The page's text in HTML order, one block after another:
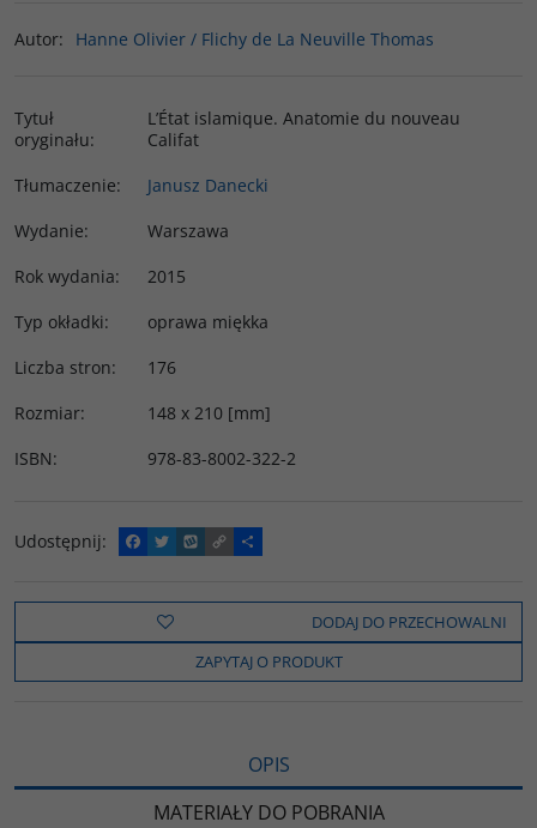
Autor: Hanne Olivier / Flichy de La Neuville Thomas
Tytuł
oryginału:
L’État islamique. Anatomie du nouveau
Califat
Tłumaczenie:
Janusz Danecki
Wydanie:
Warszawa
Rok wydania:
2015
Typ okładki:
oprawa miękka
Liczba stron:
176
Rozmiar:
148 x 210 [mm]
ISBN: 978-83-8002-322-2
Udostępnij:
F
a
e
o
k
T
w
t
t
e
W
y
o
C
o
y
i
n
k
P
o
z
e
l
s
DODAJ DO PRZECHOWALNI
ZAPYTAJ O PRODUKT
OPIS
MATERIAŁY DO POBRANIA